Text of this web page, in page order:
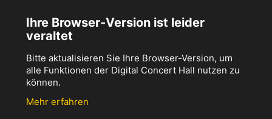
Ihre Browser-Version ist leider
veraltet
Bitte aktualisieren Sie Ihre Browser-Version, um
alle Funktionen der Digital Concert Hall nutzen zu
können.
Mehr erfahren